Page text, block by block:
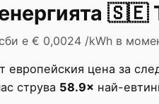
🇸🇪
е € 0,0024 /kWh в
европейския цена за
струва 58.9× най-